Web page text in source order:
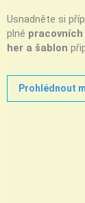
Usnadněte si
plné
her a šablon
Prohlédnout